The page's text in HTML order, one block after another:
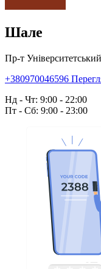
Шале
Пр-т
+380970046596
Нд - Чт: 9:00 - 22:00
Пт - Сб: 9:00 - 23:00